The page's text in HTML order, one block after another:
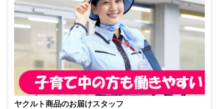
ヤクルト商品のお届けスタッフ